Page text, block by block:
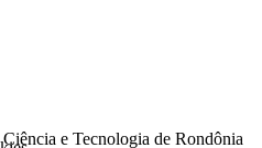
e Tecnologia de Rondônia